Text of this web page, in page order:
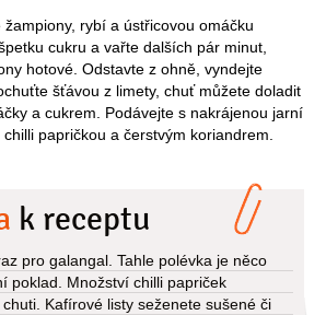
rybí a ústřicovou omáčku
cukru a vařte dalších pár minut,
hotové. Odstavte z ohně, vyndejte
šťávou z limety, chuť můžete doladit
a cukrem. Podávejte s nakrájenou jarní
papričkou a čerstvým koriandrem.
k receptu
pro galangal. Tahle polévka je něco
poklad. Množství chilli papriček
Kafírové listy seženete sušené či